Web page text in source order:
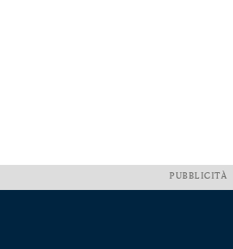
PUBBLICITÀ